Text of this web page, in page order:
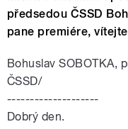
předsedou ČSSD
pane premiére,
Bohuslav SOBOTKA,
ČSSD/
--------------------
Dobrý den.